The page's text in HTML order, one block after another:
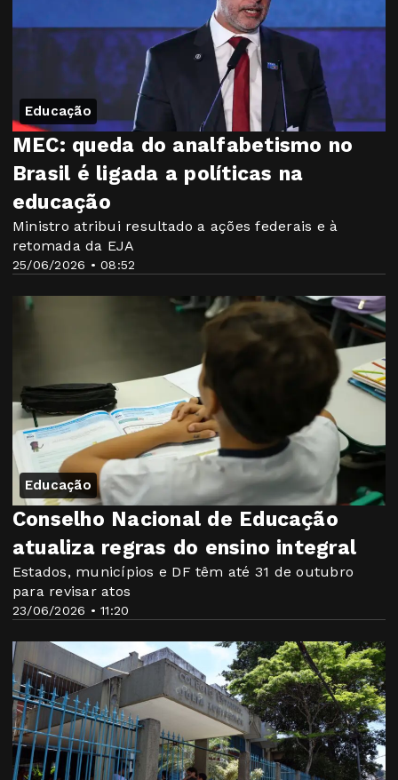
Educação
25/06/2026 • 08:52
MEC: queda do analfabetismo no
Brasil é ligada a políticas na
educação
Ministro atribui resultado a ações federais e à
retomada da EJA
Educação
23/06/2026 • 11:20
Conselho Nacional de Educação
atualiza regras do ensino integral
Estados, municípios e DF têm até 31 de outubro
para revisar atos